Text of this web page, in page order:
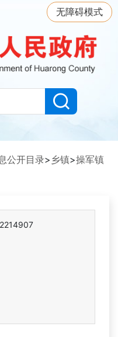
无障碍模式
公开目录> 乡镇>操军镇